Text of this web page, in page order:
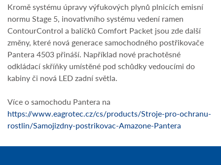
Kromě systému úpravy výfukových plynů plnicích emisní
normu Stage 5, inovativního systému vedení ramen
ContourControl a balíčků Comfort Packet jsou zde další
změny, které nová generace samochodného postřikovače
Pantera 4503 přináší. Například nové prachotěsné
odkládací skříňky umístěné pod schůdky vedoucími do
kabiny či nová LED zadní světla.
Více o samochodu Pantera na
https://www.eagrotec.cz/cs/products/Stroje-pro-ochranu-
rostlin/Samojizdny-postrikovac-Amazone-Pantera